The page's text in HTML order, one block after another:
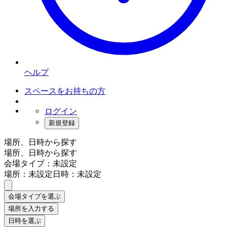
ヘルプ
スペースをお持ちの方
ログイン
新規登録
場所、日時から探す
場所、日時から探す
会場タイプ：未設定
場所：未設定日時：未設定
会場タイプを選ぶ
場所を入力する
日時を選ぶ